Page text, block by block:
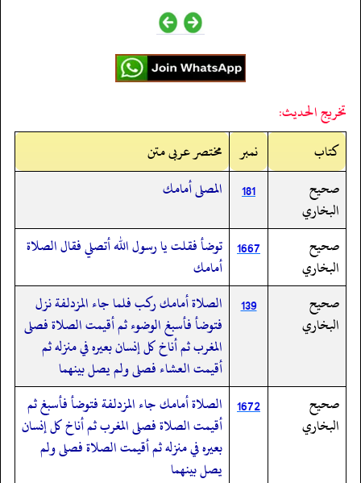
تخريج الحديث:
کتاب
نمبر
مختصر عربی متن
صحيح
البخاري
181 المصلى أمامك
صحيح
البخاري
1667 توضأ فقلت يا رسول الله أتصلي فقال الصلاة
أمامك
صحيح
البخاري
139
الصلاة أمامك ركب فلما جاء المزدلفة نزل
فتوضأ فأسبغ الوضوء ثم أقيمت الصلاة فصلى
المغرب ثم أناخ كل إنسان بعيره في منزله ثم
أقيمت العشاء فصلى ولم يصل بينهما
صحيح
البخاري
1672 الصلاة أمامك جاء المزدلفة فتوضأ فأسبغ ثم
أقيمت الصلاة فصلى المغرب ثم أناخ كل إنسان
بعيره في منزله ثم أقيمت الصلاة فصلى ولم
يصل بينهما